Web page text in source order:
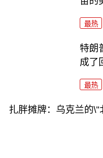
最热
特朗
成了
最热
扎胖摊牌：乌克兰的\"